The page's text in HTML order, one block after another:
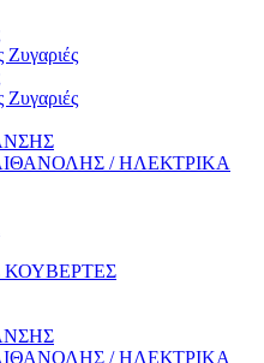
Ζυγαριές
Ζυγαριές
/ ΗΛΕΚΤΡΙΚΑ
ΚΟΥΒΕΡΤΕΣ
/ ΗΛΕΚΤΡΙΚΑ